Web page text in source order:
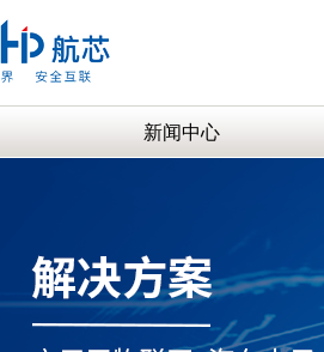
新闻中心